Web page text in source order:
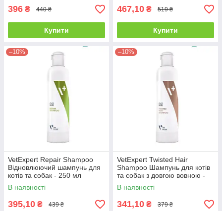
396 ₴ 440 ₴
Купити
467,10 ₴ 519 ₴
Купити
–10%
VetExpert Repair Shampoo
Відновлюючий шампунь для
котів та собак - 250 мл
В наявності
395,10 ₴ 439 ₴
–10%
VetExpert Twisted Hair
Shampoo Шампунь для котів
та собак з довгою вовною -
250 мл
В наявності
341,10 ₴ 379 ₴